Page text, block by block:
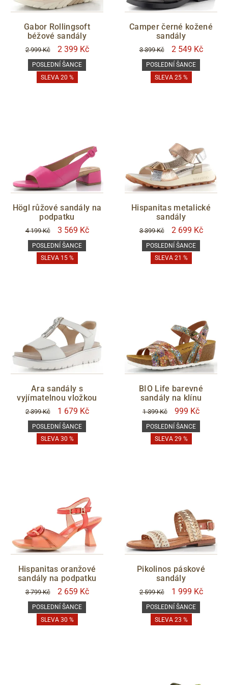
Zlevněno
POSLEDNÍ ŠANCE
Gabor Rollingsoft
béžové sandály
2 999 Kč 2 399 Kč
POSLEDNÍ ŠANCE
SLEVA 20 %
Camper černé kožené
sandály
3 399 Kč 2 549 Kč
POSLEDNÍ ŠANCE
SLEVA 25 %
Högl růžové sandály na
podpatku
4 199 Kč 3 569 Kč
POSLEDNÍ ŠANCE
SLEVA 15 %
Hispanitas metalické
sandály
3 399 Kč 2 699 Kč
POSLEDNÍ ŠANCE
SLEVA 21 %
Ara sandály s
vyjímatelnou vložkou
2 399 Kč 1 679 Kč
POSLEDNÍ ŠANCE
SLEVA 30 %
BIO Life barevné
sandály na klínu
1 399 Kč 999 Kč
POSLEDNÍ ŠANCE
SLEVA 29 %
Hispanitas oranžové
sandály na podpatku
3 799 Kč 2 659 Kč
POSLEDNÍ ŠANCE
SLEVA 30 %
Pikolinos páskové
sandály
2 599 Kč 1 999 Kč
POSLEDNÍ ŠANCE
SLEVA 23 %